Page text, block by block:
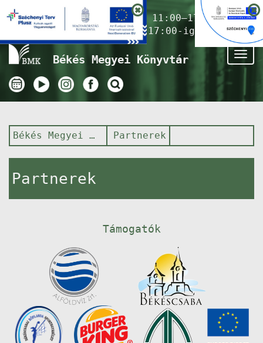
Nyitvatartás ma:11:00–17:00
(Gyermekkönyvtár 17:00-ig)
Békés Megyei Könyvtár
Békés Megyei Könyvtár Partnerek
Partnerek
Támogatók